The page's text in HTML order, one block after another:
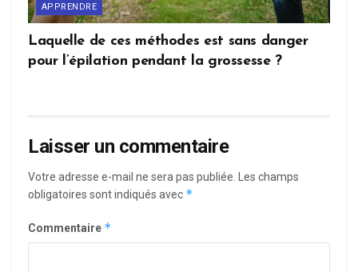
APPRENDRE
Laquelle de ces méthodes est sans danger
pour l’épilation pendant la grossesse ?
Laisser un commentaire
Votre adresse e-mail ne sera pas publiée. Les champs
obligatoires sont indiqués avec *
Commentaire *